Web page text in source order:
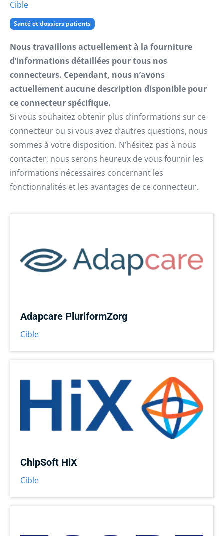
Cible
Santé et dossiers patients
Nous travaillons actuellement à la fourniture
d’informations détaillées pour tous nos
connecteurs. Cependant, nous n’avons
actuellement aucune description disponible pour
ce connecteur spécifique.
Si vous souhaitez obtenir plus d’informations sur ce
connecteur ou si vous avez d’autres questions, nous
sommes à votre disposition. N’hésitez pas à nous
contacter, nous serons heureux de vous fournir les
informations nécessaires concernant les
fonctionnalités et les avantages de ce connecteur.
Adapcare PluriformZorg
Cible
ChipSoft HiX
Cible